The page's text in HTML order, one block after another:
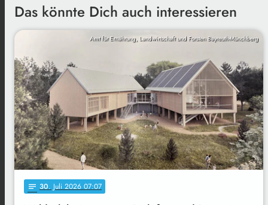
Das könnte Dich auch interessieren
Amt für Ernährung, Landwirtschaft und Forsten Bayreuth-Münchberg
notes 30. Juli 2026 07:07